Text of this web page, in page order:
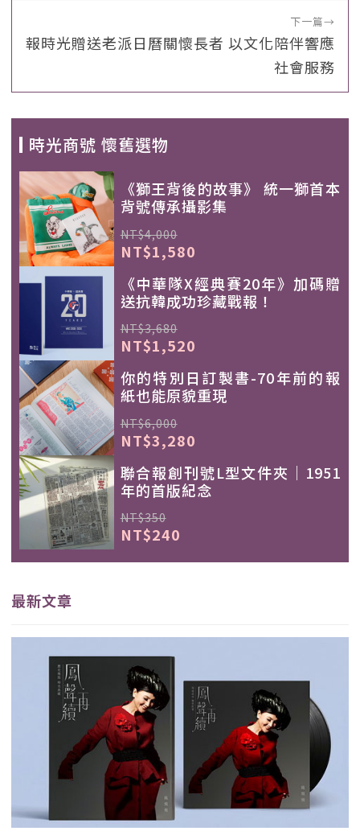
下一篇→
報時光贈送老派日曆關懷長者 以文化陪伴響應
社會服務
時光商號 懷舊選物
《獅王背後的故事》 統一獅首本
背號傳承攝影集
NT$4,000
NT$1,580
《中華隊X經典賽20年》加碼贈
送抗韓成功珍藏戰報！
NT$3,680
NT$1,520
你的特別日訂製書-70年前的報
紙也能原貌重現
NT$6,000
NT$3,280
聯合報創刊號L型文件夾｜1951
年的首版紀念
NT$350
NT$240
最新文章